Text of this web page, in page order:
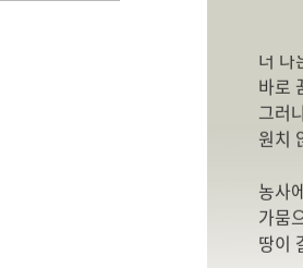
바로
그러
원치
가뭄
땅이